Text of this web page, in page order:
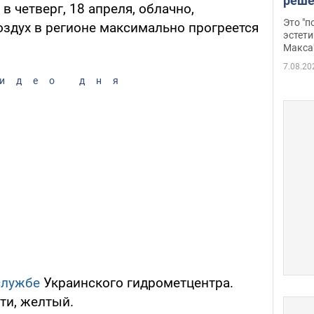
четверг, 18 апреля, облачно,
в регионе максимально прогреется
дня
Украинского гидрометцентра.
желтый.
Это